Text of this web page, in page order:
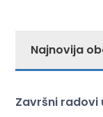
Najnovija
Završni radovi